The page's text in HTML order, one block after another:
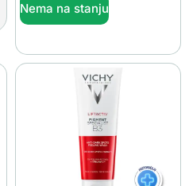
Nema na stanju